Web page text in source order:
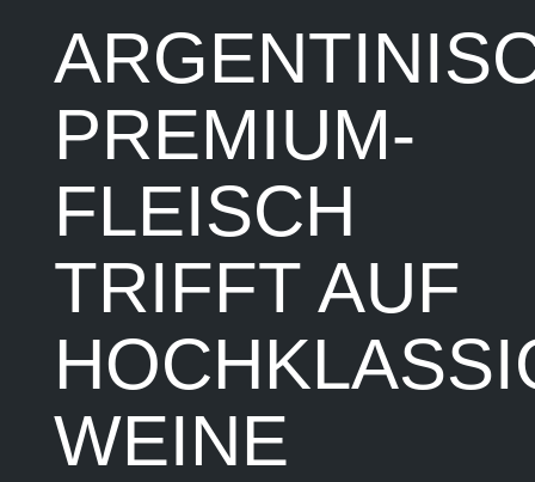
PREMIUM-
FLEISCH
TRIFFT AUF
WEINE